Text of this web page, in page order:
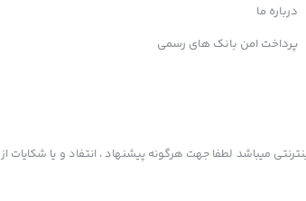
درباره ما
پرداخت امن بانک های رسمی
میباشد لطفا جهت هرگونه پیشنهاد ، انتفاد و یا شکایات از